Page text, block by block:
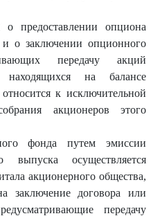
предоставлении опциона
и о заключении опционного
передачу акций
находящихся на балансе
к исключительной
акционеров этого
фонда путем эмиссии
выпуска осуществляется
акционерного общества,
заключение договора или
передачу